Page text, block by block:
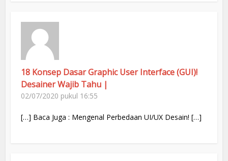
18 Konsep Dasar Graphic User Interface (GUI)!
Desainer Wajib Tahu |
02/07/2020 pukul 16:55
[…] Baca Juga : Mengenal Perbedaan UI/UX Desain! […]